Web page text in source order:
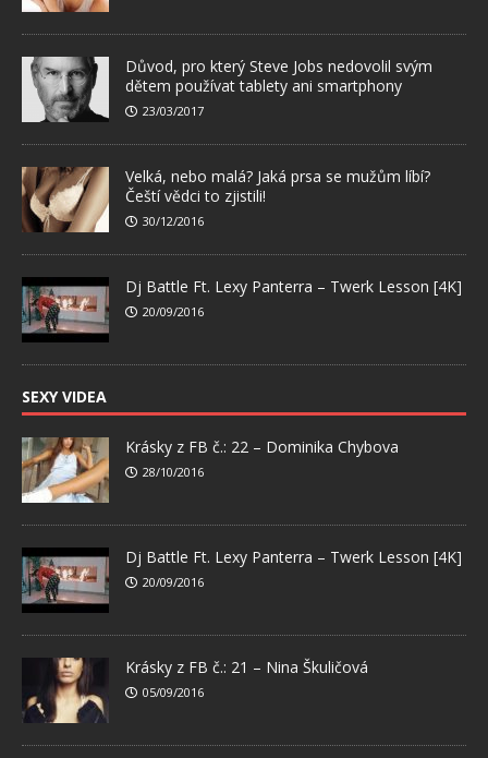
Důvod, pro který Steve Jobs nedovolil svým
dětem používat tablety ani smartphony
23/03/2017
Velká, nebo malá? Jaká prsa se mužům líbí?
Čeští vědci to zjistili!
30/12/2016
Dj Battle Ft. Lexy Panterra – Twerk Lesson [4K]
20/09/2016
SEXY VIDEA
Krásky z FB č.: 22 – Dominika Chybova
28/10/2016
Dj Battle Ft. Lexy Panterra – Twerk Lesson [4K]
20/09/2016
Krásky z FB č.: 21 – Nina Škuličová
05/09/2016